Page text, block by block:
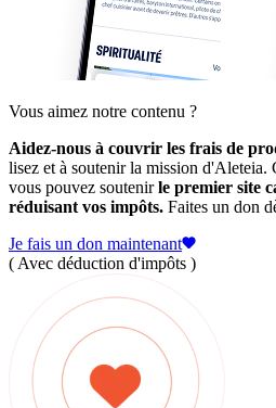
Vous aimez notre contenu ?
Aidez-nous à couvrir les frais de
lisez et à soutenir la mission d'Aleteia.
vous pouvez soutenirle premier site
réduisant vos impôts. Faites un don
Je fais un don maintenant
( Avec déduction d'impôts )